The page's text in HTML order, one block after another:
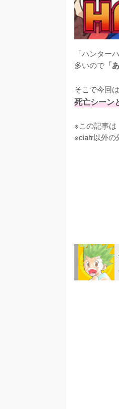
「ハンター
多いので 「
そこで今回
死亡シーン
※この記事は
※ciatr以外の